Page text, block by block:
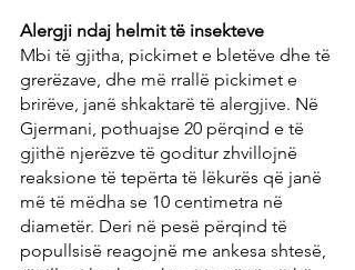
Alergji ndaj helmit të insekteve
Mbi të gjitha, pickimet e bletëve dhe të
grerëzave, dhe më rrallë pickimet e
brirëve, janë shkaktarë të alergjive. Në
Gjermani, pothuajse 20 përqind e të
gjithë njerëzve të goditur zhvillojnë
reaksione të tepërta të lëkurës që janë
më të mëdha se 10 centimetra në
diametër. Deri në pesë përqind të
popullsisë reagojnë me ankesa shtesë,